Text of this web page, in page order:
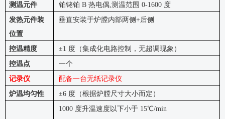
测温元件
铂铑铂 B 热电偶,测温范围 0-1600 度
发热元件装
位置
垂直安装于炉膛内部两侧 +后侧
控温精度
±1 度（集成化电路控制，无超调现象）
控温点
一个
记录仪
配备一台无纸记录仪
炉温均匀性
±6 度（根据炉膛尺寸大小而定）
1000 度升温速度以下小于 15℃/min